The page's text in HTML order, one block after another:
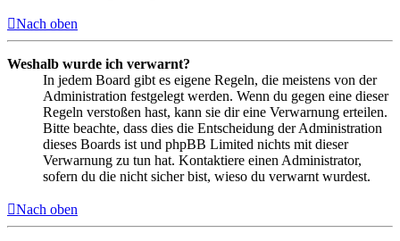
Nach oben
Weshalb wurde ich verwarnt?
In jedem Board gibt es eigene Regeln, die meistens von der
Administration festgelegt werden. Wenn du gegen eine dieser
Regeln verstoßen hast, kann sie dir eine Verwarnung erteilen.
Bitte beachte, dass dies die Entscheidung der Administration
dieses Boards ist und phpBB Limited nichts mit dieser
Verwarnung zu tun hat. Kontaktiere einen Administrator,
sofern du die nicht sicher bist, wieso du verwarnt wurdest.
Nach oben